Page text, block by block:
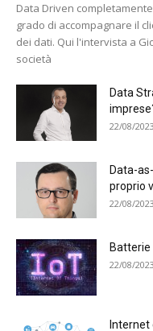
Data Driven
grado di accompagnare il
dei dati. Qui l'intervista a
società
Data
22/08/2023
Data-
proprio
22/08/2023
Batterie
22/08/2023
Internet